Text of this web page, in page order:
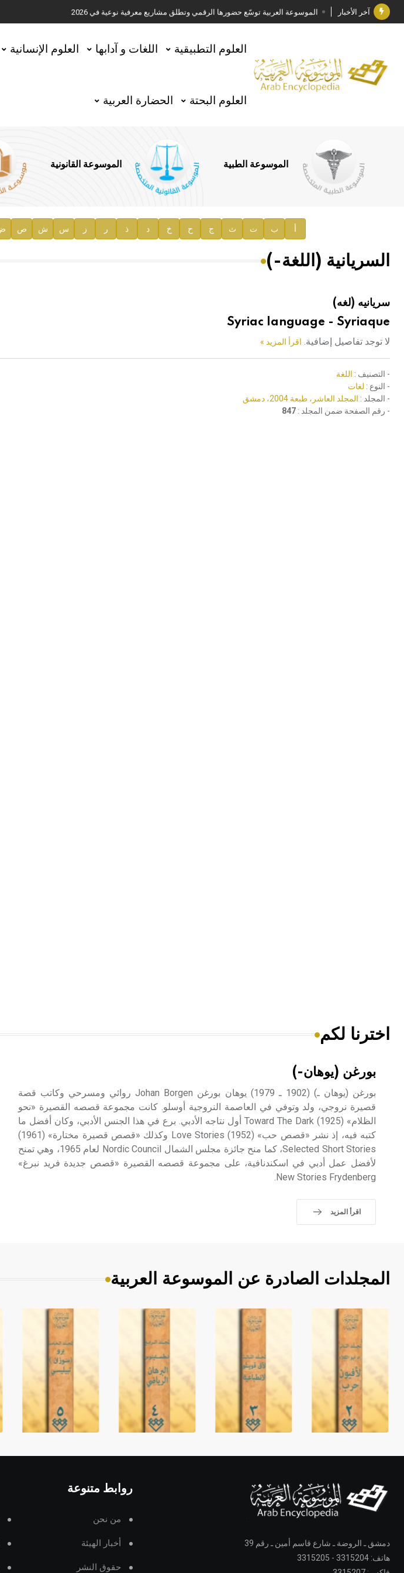
آخر الأخبار الموسوعة العربية توسّع حضورها الرقمي وتطلق مشاريع معرفية نوعية في 2026
جائزة مجمع الملك سلمان العالمي للغة العربية 2025
الأستاذ إياد خالد الطباع مدير عام لهيئة الموسوعة العربية
السيد محمد ياسين صالح وزيرا للثقافة
توصيات مجلس الإدارة
صدور المجلد السابع من موسوعة الآثار في سورية
إعلان..
هيئة الموسوعة العربية تطلق موسوعات جديدة في عام 2026
العلوم التطبيقية اللغات و آدابها العلوم الإنسانية
العلوم البحتة الحضارة العربية
الموسوعة الطبية الموسوعة القانونية
أ ب ت ث ج ح خ د ذ ر ز س ش ص
السريانية (اللغة-)
سريانيه (لغه)
Syriac language - Syriaque
لا توجد تفاصيل إضافية. اقرأ المزيد »
- التصنيف : اللغة
- النوع : لغات
- المجلد : المجلد العاشر، طبعة 2004، دمشق
- رقم الصفحة ضمن المجلد : 847
اخترنا لكم
بورغن (يوهان-)
بورغن (يوهان ـ) (1902 ـ 1979) يوهان بورغن Johan Borgen روائي ومسرحي وكاتب قصة
قصيرة نروجي، ولد وتوفي في العاصمة النروجية أوسلو. كانت مجموعة قصصه القصيرة «نحو
الظلام» (1925) Toward The Dark أول نتاجه الأدبي. برع في هذا الجنس الأدبي، وكان أفضل ما
كتبه فيه، إذ نشر «قصص حب» (1952) Love Stories وكذلك «قصص قصيرة مختارة» (1961)
Selected Short Stories، كما منح جائزة مجلس الشمال Nordic Council لعام 1965، وهي تمنح
لأفضل عمل أدبي في اسكندنافية، على مجموعة قصصه القصيرة «قصص جديدة فريد نبرغ»
New Stories Frydenberg.
اقرأ المزيد
المجلدات الصادرة عن الموسوعة العربية
دمشق ـ الروضة ـ شارع قاسم أمين ـ رقم 39
هاتف: 3315204 - 3315205
روابط متنوعة
من نحن
أخبار الهيئة
حقوق النشر